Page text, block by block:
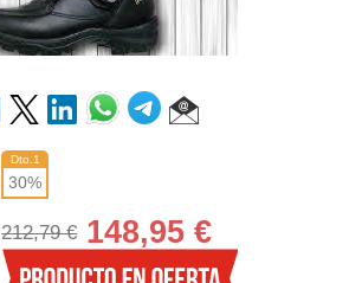
Dto.1
30%
212,79 € 148,95 €